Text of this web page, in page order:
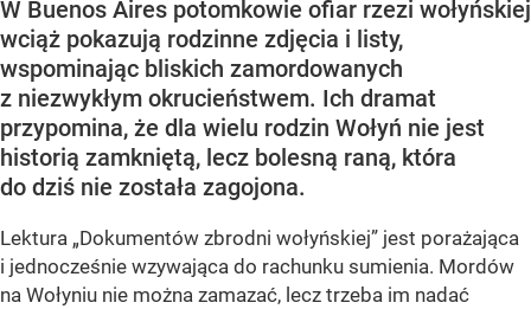
W Buenos Aires potomkowie ofiar rzezi wołyńskiej
wciąż pokazują rodzinne zdjęcia i listy,
wspominając bliskich zamordowanych
z niezwykłym okrucieństwem. Ich dramat
przypomina, że dla wielu rodzin Wołyń nie jest
historią zamkniętą, lecz bolesną raną, która
do dziś nie została zagojona.
Lektura „Dokumentów zbrodni wołyńskiej” jest porażająca
i jednocześnie wzywająca do rachunku sumienia. Mordów
na Wołyniu nie można zamazać, lecz trzeba im nadać